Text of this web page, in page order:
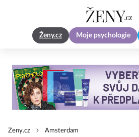
Ženy.cz Moje psychologie
Zeny.cz Amsterdam